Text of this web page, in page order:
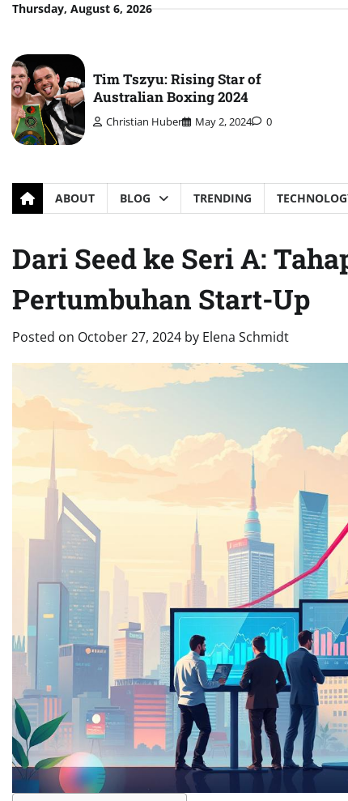
SkipThursday, August 6, 2026
Tim Tszyu: Rising Star of
Australian Boxing 2024
Christian Huber May 2, 2024 0
ABOUT BLOG TRENDING
Dari Seed ke Seri A:
Pertumbuhan Start-Up
Posted on October 27, 2024 by Elena Schmidt